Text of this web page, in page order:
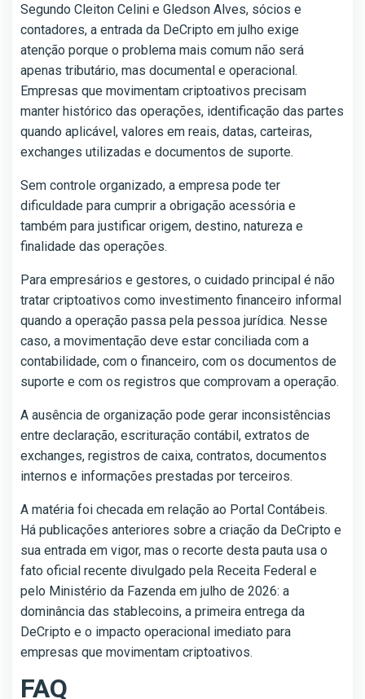
Segundo Cleiton Celini e Gledson Alves, sócios e
contadores, a entrada da DeCripto em julho exige
atenção porque o problema mais comum não será
apenas tributário, mas documental e operacional.
Empresas que movimentam criptoativos precisam
manter histórico das operações, identificação das partes
quando aplicável, valores em reais, datas, carteiras,
exchanges utilizadas e documentos de suporte.
Sem controle organizado, a empresa pode ter
dificuldade para cumprir a obrigação acessória e
também para justificar origem, destino, natureza e
finalidade das operações.
Para empresários e gestores, o cuidado principal é não
tratar criptoativos como investimento financeiro informal
quando a operação passa pela pessoa jurídica. Nesse
caso, a movimentação deve estar conciliada com a
contabilidade, com o financeiro, com os documentos de
suporte e com os registros que comprovam a operação.
A ausência de organização pode gerar inconsistências
entre declaração, escrituração contábil, extratos de
exchanges, registros de caixa, contratos, documentos
internos e informações prestadas por terceiros.
A matéria foi checada em relação ao Portal Contábeis.
Há publicações anteriores sobre a criação da DeCripto e
sua entrada em vigor, mas o recorte desta pauta usa o
fato oficial recente divulgado pela Receita Federal e
pelo Ministério da Fazenda em julho de 2026: a
dominância das stablecoins, a primeira entrega da
DeCripto e o impacto operacional imediato para
empresas que movimentam criptoativos.
FAQ